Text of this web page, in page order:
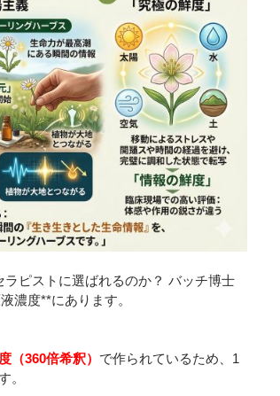
ピストに選ばれるのか？ バッチ博士
濃度**にあります。
（360倍希釈） で作られているため、1
。